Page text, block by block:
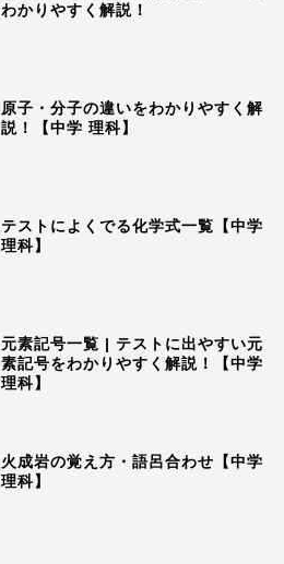
わかりやすく解説！
原子・分子の違いをわかりやすく解
説！【中学 理科】
テストによくでる化学式一覧【中学
理科】
元素記号一覧 | テストに出やすい元
素記号をわかりやすく解説！【中学
理科】
火成岩の覚え方・語呂合わせ【中学
理科】